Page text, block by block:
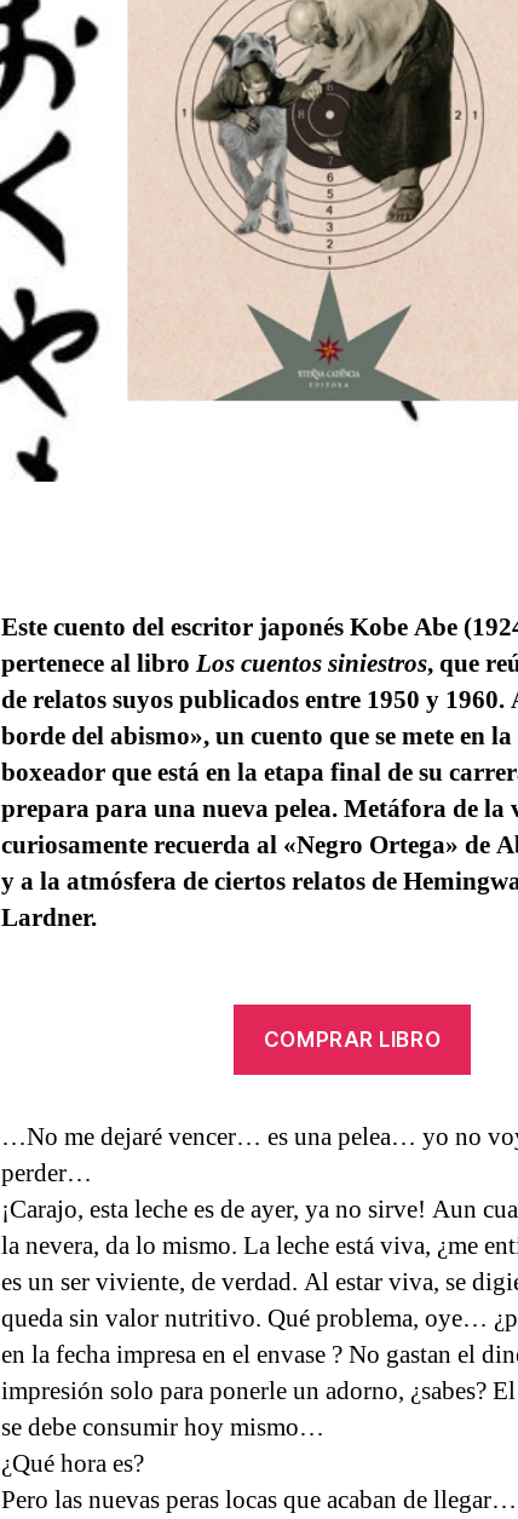
Este cuento del escritor japonés Kobe Abe
pertenece al libro Los cuentos siniestros, que
de relatos suyos publicados entre 1950 y
borde del abismo», un cuento que se mete en
boxeador que está en la etapa final de su
prepara para una nueva pelea. Metáfora de la
curiosamente recuerda al «Negro Ortega» de
y a la atmósfera de ciertos relatos de
Lardner.
COMPRAR LIBRO
…No me dejaré vencer… es una pelea… yo no
perder…
¡Carajo, esta leche es de ayer, ya no sirve! Aun
la nevera, da lo mismo. La leche está viva, ¿me
es un ser viviente, de verdad. Al estar viva, se
queda sin valor nutritivo. Qué problema, oye…
en la fecha impresa en el envase ? No gastan el
impresión solo para ponerle un adorno, ¿sabes?
se debe consumir hoy mismo…
¿Qué hora es?
Pero las nuevas peras locas que acaban de